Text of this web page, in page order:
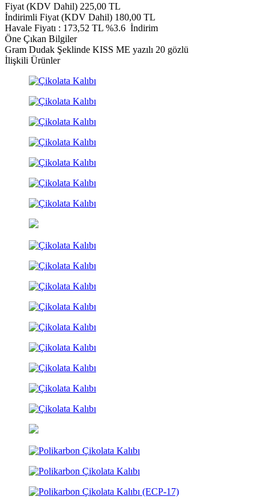
Fiyat (KDV Dahil) 225,00 TL
İndirimli Fiyat (KDV Dahil) 180,00 TL
Havale Fiyatı : 173,52 TL %3.6 İndirim
Öne Çıkan Bilgiler
Gram Dudak Şeklinde KISS ME yazılı 20 gözlü
İlişkili Ürünler